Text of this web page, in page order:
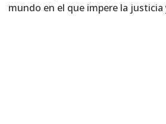
mundo en el que impere la